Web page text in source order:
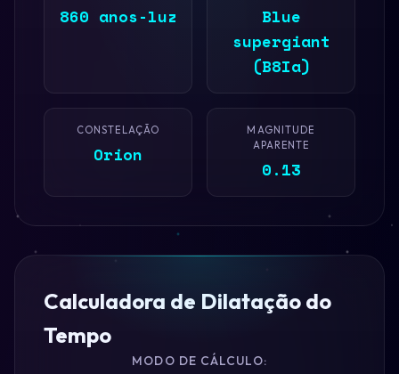
860 anos-luz
Blue
supergiant
(B8Ia)
CONSTELAÇÃO
Orion
MAGNITUDE
APARENTE
0.13
Calculadora de Dilatação do
Tempo
MODO DE CÁLCULO: